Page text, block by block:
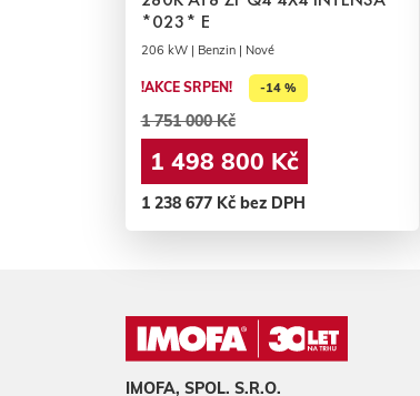
*023* E
206 kW | Benzin | Nové
!AKCE SRPEN! -14 %
1 751 000 Kč
1 498 800 Kč
1 238 677 Kč bez DPH
IMOFA, SPOL. S.R.O.